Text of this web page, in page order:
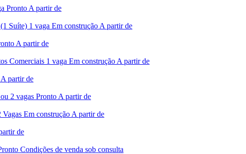
Pronto A partir de
Suíte) 1 vaga Em construção A partir de
A partir de
Comerciais 1 vaga Em construção A partir de
A partir de
2 vagas Pronto A partir de
Vagas Em construção A partir de
de
Condições de venda sob consulta